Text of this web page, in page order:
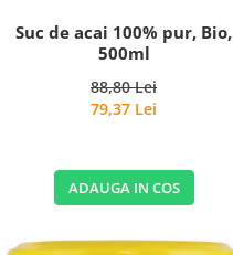
Suc de acai 100% pur, Bio,
500ml
88,80 Lei
79,37 Lei
ADAUGA IN COS